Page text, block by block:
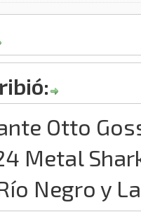
Otto
Metal
Negro y